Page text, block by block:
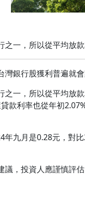
一，所以從平均放
灣銀行股獲利普遍就
之一，所以從平均放
款利率也從年初
年九月是0.28元，對
，投資人應謹慎評估